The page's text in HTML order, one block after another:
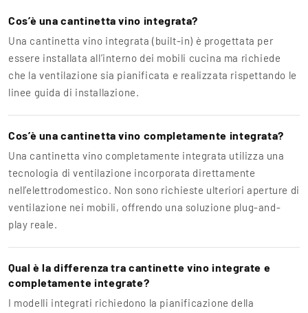
Cos’è una cantinetta vino integrata?
Una cantinetta vino integrata (built-in) è progettata per
essere installata all’interno dei mobili cucina ma richiede
che la ventilazione sia pianificata e realizzata rispettando le
linee guida di installazione.
Cos’è una cantinetta vino completamente integrata?
Una cantinetta vino completamente integrata utilizza una
tecnologia di ventilazione incorporata direttamente
nell’elettrodomestico. Non sono richieste ulteriori aperture di
ventilazione nei mobili, offrendo una soluzione plug-and-
play reale.
Qual è la differenza tra cantinette vino integrate e
completamente integrate?
I modelli integrati richiedono la pianificazione della